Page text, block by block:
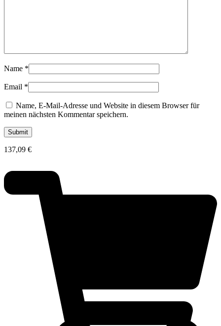
Name *
Email *
Name, E-Mail-Adresse und Website in diesem Browser für
meinen nächsten Kommentar speichern.
137,09 €